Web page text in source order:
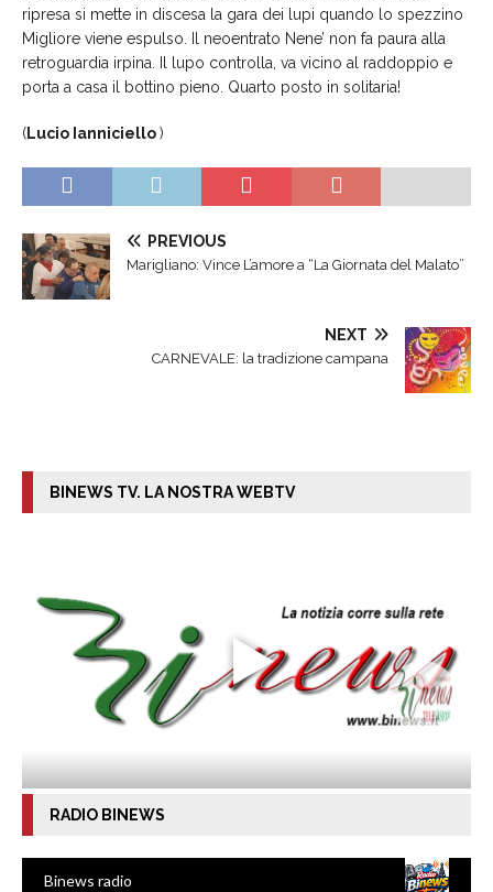
ripresa si mette in discesa la gara dei lupi quando lo spezzino
Migliore viene espulso. Il neoentrato Nene’ non fa paura alla
retroguardia irpina. Il lupo controlla, va vicino al raddoppio e
porta a casa il bottino pieno. Quarto posto in solitaria!
(Lucio Ianniciello)
PREVIOUS
Marigliano: Vince L’amore a “La Giornata del Malato”
NEXT
CARNEVALE: la tradizione campana
BINEWS TV. LA NOSTRA WEBTV
RADIO BINEWS